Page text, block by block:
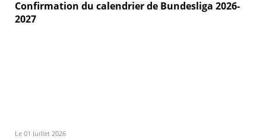
Confirmation du calendrier de Bundesliga 2026-
2027
Le 01 Juillet 2026